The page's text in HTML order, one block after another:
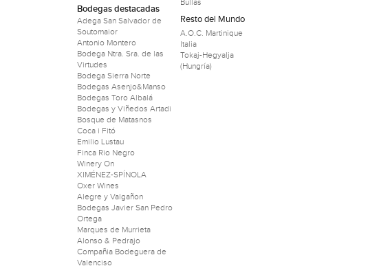
Bodegas destacadas
Adega San Salvador de
Soutomaior
Antonio Montero
Bodega Ntra. Sra. de las
Virtudes
Bodega Sierra Norte
Bodegas Asenjo&Manso
Bodegas Toro Albalá
Bodegas y Viñedos Artadi
Bosque de Matasnos
Coca i Fitó
Emilio Lustau
Finca Rio Negro
Winery On
XIMÉNEZ-SPÍNOLA
Oxer Wines
Alegre y Valgañon
Bodegas Javier San Pedro
Ortega
Marques de Murrieta
Alonso & Pedrajo
Compañia Bodeguera de
Valenciso
Bullas
Resto del Mundo
A.O.C. Martinique
Italia
Tokaj-Hegyalja
(Hungría)